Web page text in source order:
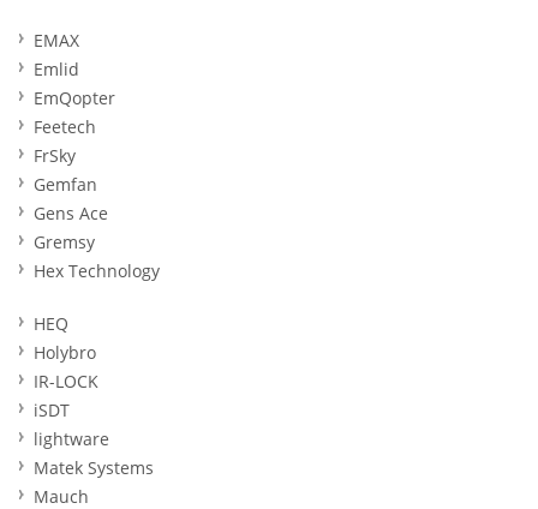
EMAX
Emlid
EmQopter
Feetech
FrSky
Gemfan
Gens Ace
Gremsy
Hex Technology
HEQ
Holybro
IR-LOCK
iSDT
lightware
Matek Systems
Mauch